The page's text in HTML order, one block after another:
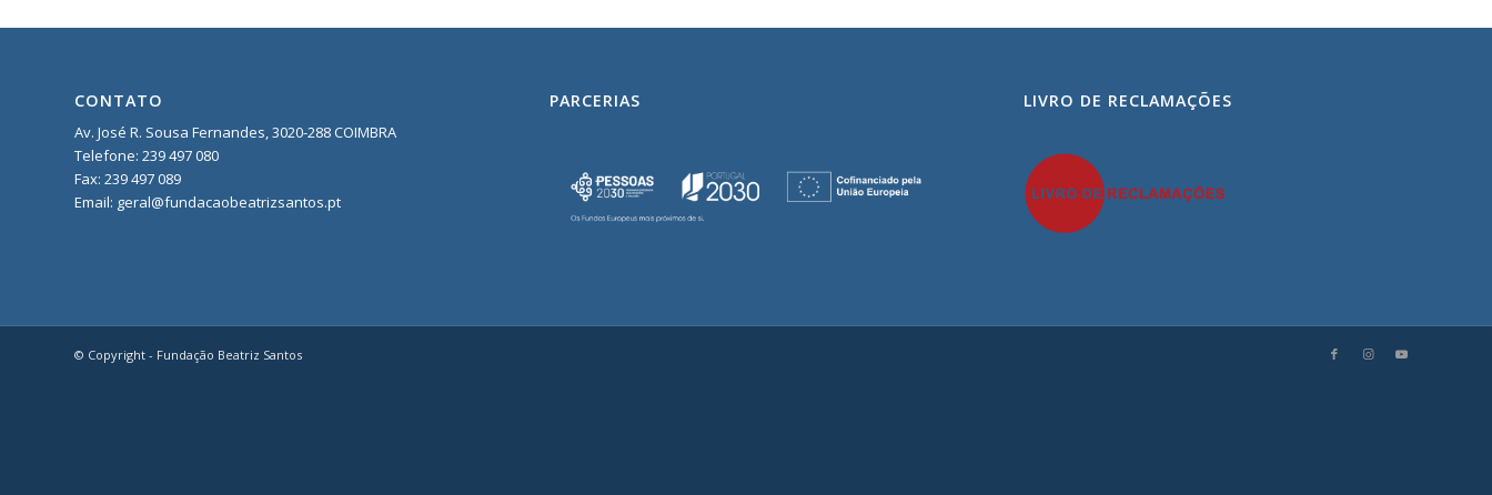
CONTATO
Av. José R. Sousa Fernandes, 3020-288 COIMBRA
Telefone: 239 497 080
Fax: 239 497 089
Email: geral@fundacaobeatrizsantos.pt
PARCERIAS LIVRO DE RECLAMAÇÕES
© Copyright - Fundação Beatriz Santos